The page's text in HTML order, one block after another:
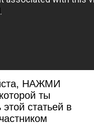
НАЖМИ
ты
статьей в